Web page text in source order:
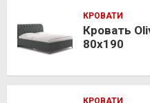
КРОВАТИ
Кровать
80х190
КРОВАТИ